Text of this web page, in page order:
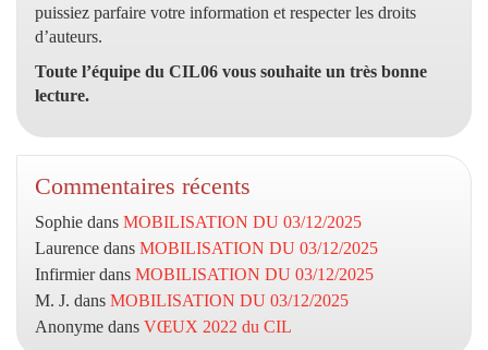
puissiez parfaire votre information et respecter les droits
d’auteurs.
Toute l’équipe du CIL06 vous souhaite un très bonne
lecture.
Commentaires récents
Sophie dans MOBILISATION DU 03/12/2025
Laurence dans MOBILISATION DU 03/12/2025
Infirmierdans MOBILISATION DU 03/12/2025
M. J. dans MOBILISATION DU 03/12/2025
Anonyme dans VŒUX 2022 du CIL